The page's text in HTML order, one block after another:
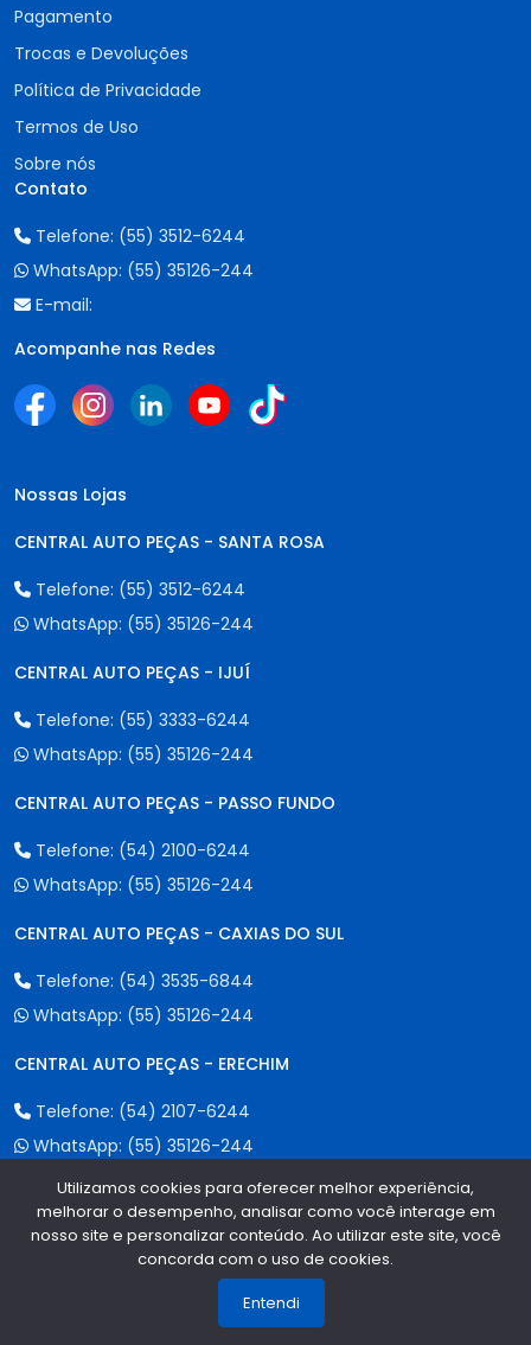
Pagamento
Trocas e Devoluções
Política de Privacidade
Termos de Uso
Sobre nós
Contato
Telefone: (55) 3512-6244
WhatsApp: (55) 35126-244
E-mail:
Acompanhe nas Redes
Nossas Lojas
CENTRAL AUTO PEÇAS - SANTA ROSA
Telefone: (55) 3512-6244
WhatsApp: (55) 35126-244
CENTRAL AUTO PEÇAS - IJUÍ
Telefone: (55) 3333-6244
WhatsApp: (55) 35126-244
CENTRAL AUTO PEÇAS - PASSO FUNDO
Telefone: (54) 2100-6244
WhatsApp: (55) 35126-244
CENTRAL AUTO PEÇAS - CAXIAS DO SUL
Telefone: (54) 3535-6844
WhatsApp: (55) 35126-244
CENTRAL AUTO PEÇAS - ERECHIM
Telefone: (54) 2107-6244
WhatsApp: (55) 35126-244
Formas de Pagamento
Utilizamos cookies para oferecer melhor experiência,
melhorar o desempenho, analisar como você interage em
nosso site e personalizar conteúdo. Ao utilizar este site, você
concorda com o uso de cookies.
Entendi